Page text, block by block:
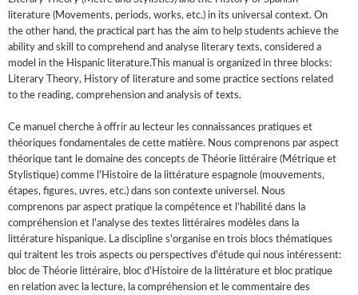
literature (Movements, periods, works, etc.) in its universal context. On
the other hand, the practical part has the aim to help students achieve the
ability and skill to comprehend and analyse literary texts, considered a
model in the Hispanic literature.This manual is organized in three blocks:
Literary Theory, History of literature and some practice sections related
to the reading, comprehension and analysis of texts.
Ce manuel cherche à offrir au lecteur les connaissances pratiques et
théoriques fondamentales de cette matière. Nous comprenons par aspect
théorique tant le domaine des concepts de Théorie littéraire (Métrique et
Stylistique) comme l'Histoire de la littérature espagnole (mouvements,
étapes, figures, uvres, etc.) dans son contexte universel. Nous
comprenons par aspect pratique la compétence et l'habilité dans la
compréhension et l'analyse des textes littéraires modèles dans la
littérature hispanique. La discipline s'organise en trois blocs thématiques
qui traitent les trois aspects ou perspectives d'étude qui nous intéressent:
bloc de Théorie littéraire, bloc d'Histoire de la littérature et bloc pratique
en relation avec la lecture, la compréhension et le commentaire des